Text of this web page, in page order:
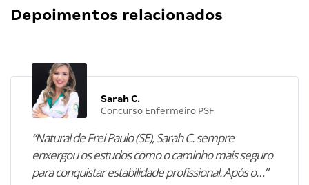
Depoimentos relacionados
Sarah C.
Concurso Enfermeiro PSF
“Natural de Frei Paulo (SE), Sarah C. sempre
enxergou os estudos como o caminho mais seguro
para conquistar estabilidade profissional. Após o…”